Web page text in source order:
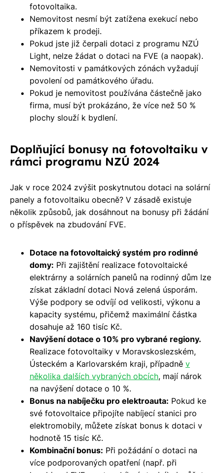
fotovoltaika.
Nemovitost nesmí být zatížena exekucí nebo
příkazem k prodeji.
Pokud jste již čerpali dotaci z programu NZÚ
Light, nelze žádat o dotaci na FVE (a naopak).
Nemovitosti v památkových zónách vyžadují
povolení od památkového úřadu.
Pokud je nemovitost používána částečně jako
firma, musí být prokázáno, že více než 50 %
plochy slouží k bydlení.
Doplňující bonusy na fotovoltaiku v
rámci programu NZÚ 2024
Jak v roce 2024 zvýšit poskytnutou dotaci na solární
panely a fotovoltaiku obecně? V zásadě existuje
několik způsobů, jak dosáhnout na bonusy při žádání
o příspěvek na zbudování FVE.
Dotace na fotovoltaický systém pro rodinné
domy: Při zajištění realizace fotovoltaické
elektrárny a solárních panelů na rodinný dům lze
získat základní dotaci Nová zelená úsporám.
Výše podpory se odvíjí od velikosti, výkonu a
kapacity systému, přičemž maximální částka
dosahuje až 160 tisíc Kč.
Navýšení dotace o 10% pro vybrané regiony.
Realizace fotovoltaiky v Moravskoslezském,
Ústeckém a Karlovarském kraji, případně v
několika dalších vybraných obcích, mají nárok
na navýšení dotace o 10 %.
Bonus na nabíječku pro elektroauta: Pokud ke
své fotovoltaice připojíte nabíjecí stanici pro
elektromobily, můžete získat bonus k dotaci v
hodnotě 15 tisíc Kč.
Kombinační bonus: Při požádání o dotaci na
více podporovaných opatření (např. při